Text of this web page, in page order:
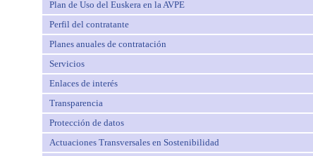
Plan de Uso del Euskera en la AVPE
Perfil del contratante
Planes anuales de contratación
Servicios
Enlaces de interés
Transparencia
Protección de datos
Actuaciones Transversales en Sostenibilidad